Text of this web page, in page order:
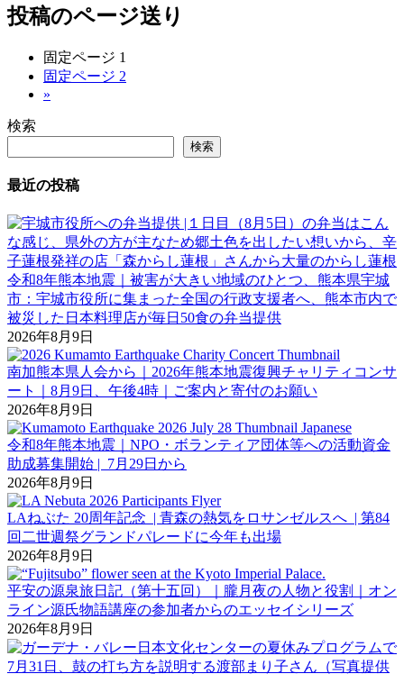
投稿のページ送り
固定ページ 1
固定ページ 2
»
検索
検索
最近の投稿
令和8年熊本地震｜被害が大きい地域のひとつ、熊本県宇城
市：宇城市役所に集まった全国の行政支援者へ、熊本市内で
被災した日本料理店が毎日50食の弁当提供
2026年8月9日
南加熊本県人会から｜2026年熊本地震復興チャリティコンサ
ート｜8月9日、午後4時｜ご案内と寄付のお願い
2026年8月9日
令和8年熊本地震｜NPO・ボランティア団体等への活動資金
助成募集開始 | 7月29日から
2026年8月9日
LAねぶた 20周年記念 | 青森の熱気をロサンゼルスへ | 第84
回二世週祭グランドパレードに今年も出場
2026年8月9日
平安の源泉旅日記（第十五回）｜朧月夜の人物と役割｜オン
ライン源氏物語講座の参加者からのエッセイシリーズ
2026年8月9日